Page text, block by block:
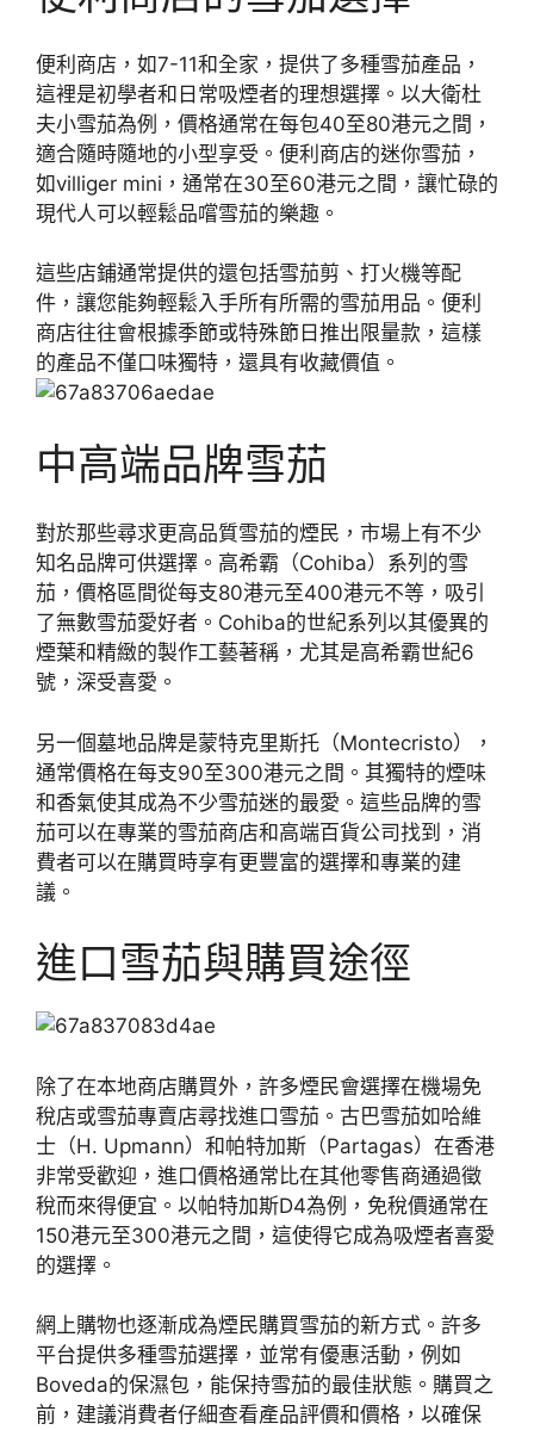
便利商店，如7-11和全家，提供了多種雪茄產品，
這裡是初學者和日常吸煙者的理想選擇。以大衛杜
夫小雪茄為例，價格通常在每包40至80港元之間，
適合隨時隨地的小型享受。便利商店的迷你雪茄，
如villiger mini，通常在30至60港元之間，讓忙碌的
現代人可以輕鬆品嚐雪茄的樂趣。
這些店鋪通常提供的還包括雪茄剪、打火機等配
件，讓您能夠輕鬆入手所有所需的雪茄用品。便利
商店往往會根據季節或特殊節日推出限量款，這樣
的產品不僅口味獨特，還具有收藏價值。
中高端品牌雪茄
對於那些尋求更高品質雪茄的煙民，市場上有不少
知名品牌可供選擇。高希霸（Cohiba）系列的雪
茄，價格區間從每支80港元至400港元不等，吸引
了無數雪茄愛好者。Cohiba的世紀系列以其優異的
煙葉和精緻的製作工藝著稱，尤其是高希霸世紀6
號，深受喜愛。
另一個墓地品牌是蒙特克里斯托（Montecristo），
通常價格在每支90至300港元之間。其獨特的煙味
和香氣使其成為不少雪茄迷的最愛。這些品牌的雪
茄可以在專業的雪茄商店和高端百貨公司找到，消
費者可以在購買時享有更豐富的選擇和專業的建
議。
進口雪茄與購買途徑
除了在本地商店購買外，許多煙民會選擇在機場免
稅店或雪茄專賣店尋找進口雪茄。古巴雪茄如哈維
士（H. Upmann）和帕特加斯（Partagas）在香港
非常受歡迎，進口價格通常比在其他零售商通過徵
稅而來得便宜。以帕特加斯D4為例，免稅價通常在
150港元至300港元之間，這使得它成為吸煙者喜愛
的選擇。
網上購物也逐漸成為煙民購買雪茄的新方式。許多
平台提供多種雪茄選擇，並常有優惠活動，例如
Boveda的保濕包，能保持雪茄的最佳狀態。購買之
前，建議消費者仔細查看產品評價和價格，以確保